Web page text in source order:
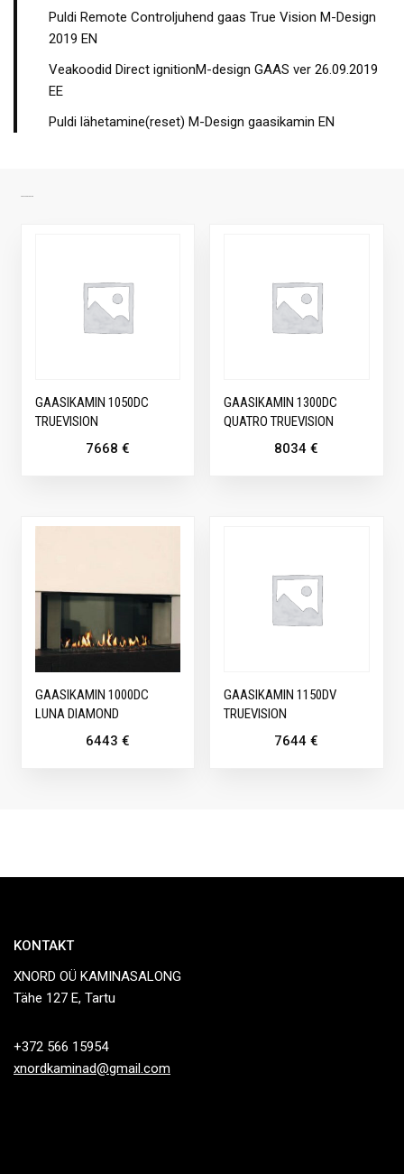
Puldi Remote Controljuhend gaas True Vision M-Design
2019 EN
Veakoodid Direct ignitionM-design GAAS ver 26.09.2019
EE
Puldi lähetamine(reset) M-Design gaasikamin EN
GAASIKAMIN 1050DC
TRUEVISION
7668 €
GAASIKAMIN 1300DC
QUATRO TRUEVISION
8034€
GAASIKAMIN 1000DC
LUNA DIAMOND
6443 €
GAASIKAMIN 1150DV
TRUEVISION
7644€
KONTAKT
XNORD OÜ KAMINASALONG
Tähe 127 E, Tartu
+372 566 15954
xnordkaminad@gmail.com